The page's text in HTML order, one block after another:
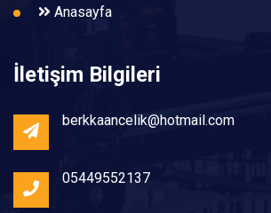
Anasayfa
İletişim Bilgileri
berkkaancelik@hotmail.com
05449552137